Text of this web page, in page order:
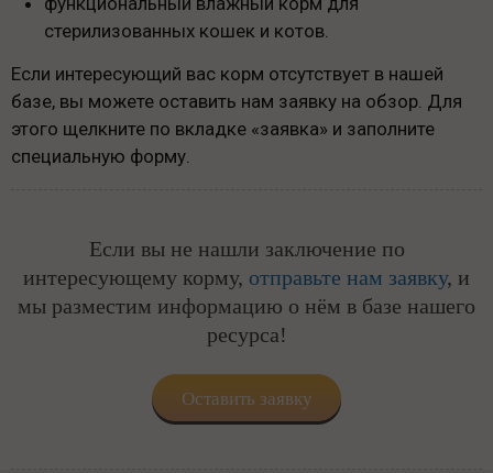
стерилизованных кошек и котов.
Если интересующий вас корм отсутствует в нашей
базе, вы можете оставить нам заявку на обзор. Для
этого щелкните по вкладке «заявка» и заполните
специальную форму.
Если вы не нашли заключение по
интересующему корму, отправьте нам заявку, и
мы разместим информацию о нём в базе нашего
ресурса!
Оставить заявку